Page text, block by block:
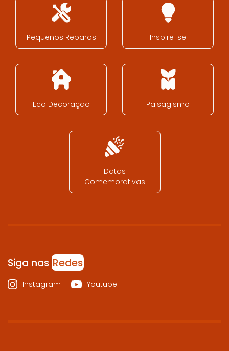
Pequenos Reparos Inspire-se
Eco Decoração Paisagismo
Datas
Comemorativas
Siga nas Redes
Instagram Youtube